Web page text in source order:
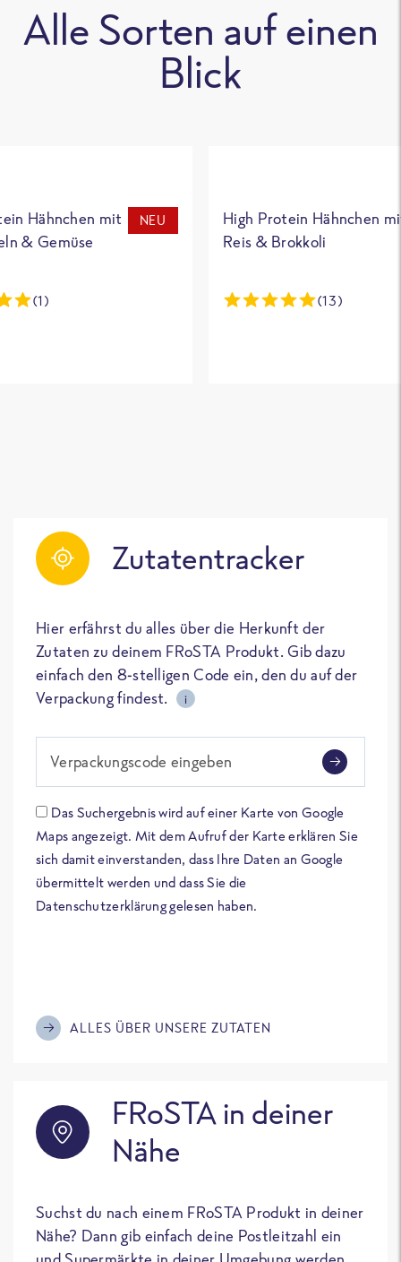
Alle Sorten auf einen
Blick
Hähnchen mit
& Gemüse
NEU
(1)
High Protein Hähnchen
Reis & Brokkoli
(13)
Zutatentracker
Hier erfährst du alles über die Herkunft der
Zutaten zu deinem FRoSTA Produkt. Gib dazu
einfach den 8-stelligen Code ein, den du auf der
Verpackung findest.
i
Verpackungscode eingeben
Das Suchergebnis wird auf einer Karte von Google
Maps angezeigt. Mit dem Aufruf der Karte erklären Sie
sich damit einverstanden, dass Ihre Daten an Google
übermittelt werden und dass Sie die
Datenschutzerklärung gelesen haben.
ALLES ÜBER UNSERE ZUTATEN
FRoSTA in deiner
Nähe
Suchst du nach einem FRoSTA Produkt in deiner
Nähe? Dann gib einfach deine Postleitzahl ein